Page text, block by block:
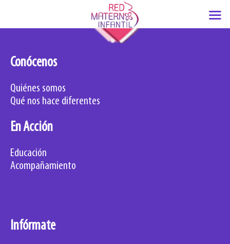
contenido
Conócenos
Quiénes somos
Qué nos hace diferentes
En Acción
Educación
Acompañamiento
Infórmate